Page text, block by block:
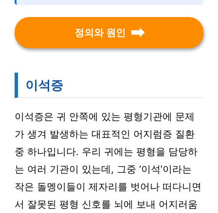
정의와 원인
이석증
이석증은 귀 안쪽에 있는 평형기관에 문제
가 생겨 발생하는 대표적인 어지럼증 질환
중 하나입니다. 우리 귀에는 평형을 담당하
는 여러 기관이 있는데, 그중 ‘이석’이라는
작은 돌멩이들이 제자리를 벗어나 떠다니면
서 잘못된 평형 신호를 뇌에 보내 어지러움